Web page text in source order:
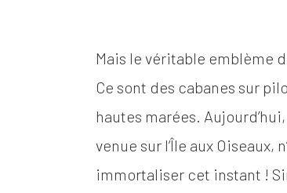
Mais le véritable emblème
Ce sont des cabanes sur
hautes marées.
venue sur l’Île aux
immortaliser cet instant !